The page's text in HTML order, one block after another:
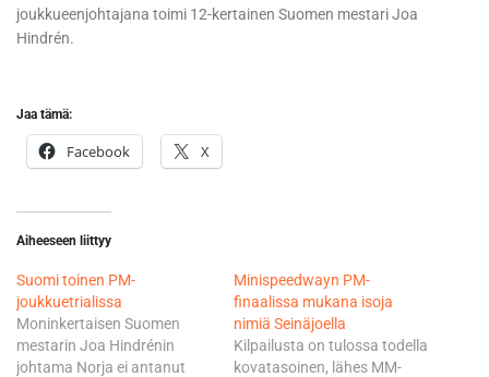
joukkueenjohtajana toimi 12-kertainen Suomen mestari Joa
Hindrén.
Jaa tämä:
Facebook X
Aiheeseen liittyy
Suomi toinen PM-
joukkuetrialissa
Moninkertaisen Suomen
mestarin Joa Hindrénin
johtama Norja ei antanut
Minispeedwayn PM-
finaalissa mukana isoja
nimiä Seinäjoella
Kilpailusta on tulossa todella
kovatasoinen, lähes MM-